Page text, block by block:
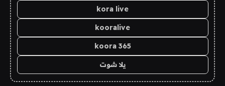
kora live
kooralive
koora 365
يلا شوت